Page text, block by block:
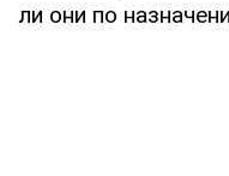
ли они по